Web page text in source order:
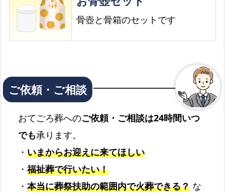
骨壺と骨箱のセットです
おてごろ葬へのご依頼・ご相談は24時間いつ
でも承ります。
・ いまからお迎えに来てほしい
・ 福祉葬で行いたい！
・ 本当に葬祭扶助の範囲内で火葬できる？な